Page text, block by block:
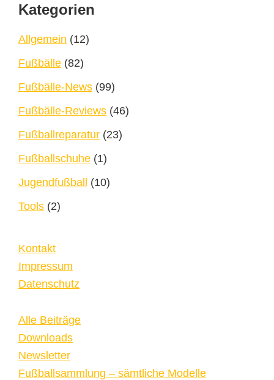
Footer
Kategorien
Allgemein (12)
Fußbälle (82)
Fußbälle-News (99)
Fußbälle-Reviews (46)
Fußballreparatur (23)
Fußballschuhe (1)
Jugendfußball (10)
Tools (2)
Kontakt
Impressum
Datenschutz
Alle Beiträge
Downloads
Newsletter
Fußballsammlung – sämtliche Modelle